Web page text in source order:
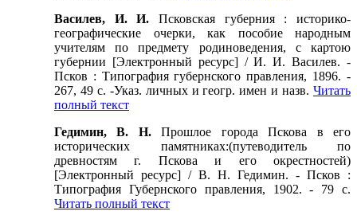
Василев, И. И. Псковская губерния : историко-
географические очерки, как пособие народным
учителям по предмету родиноведения, с картою
губернии [Электронный ресурс] / И. И. Василев. -
Псков : Типография губернского правления, 1896. -
267, 49 с. -Указ. личных и геогр. имен и назв. Читать
полный текст
Гедимин, В. Н.Прошлое города Пскова в его
исторических памятниках:(путеводитель по
древностям г. Пскова и его окрестностей)
[Электронный ресурс] / В. Н. Гедимин. - Псков :
Типография Губернского правления, 1902. - 79 с.
Читать полный текст